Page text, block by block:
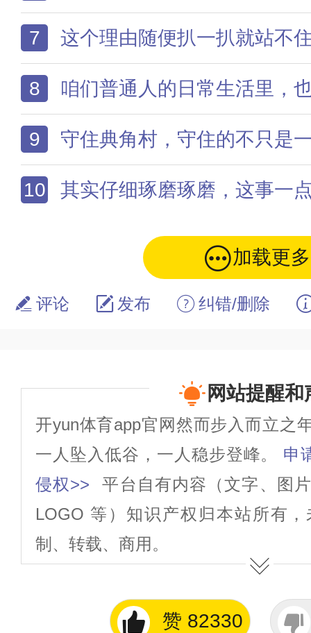
7 这个理由随便扒一扒就站不
8 咱们普通人的日常生活里，也
9 守住典角村，守住的不只是一座边境小村，更是
10 其实仔细琢磨琢磨，这事一
加载更多
评论 发布 纠错/删除
网站提醒和
开yun体育app官网然而步入而立
一人坠入低谷，一人稳步登峰。
申
侵权>>
平台自有内容（文字、图
LOGO 等）知识产权归本站所有
制、转载、商用。
赞 82330